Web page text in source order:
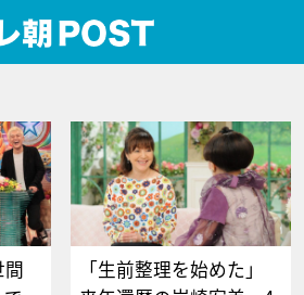
「生前整理を始めた」